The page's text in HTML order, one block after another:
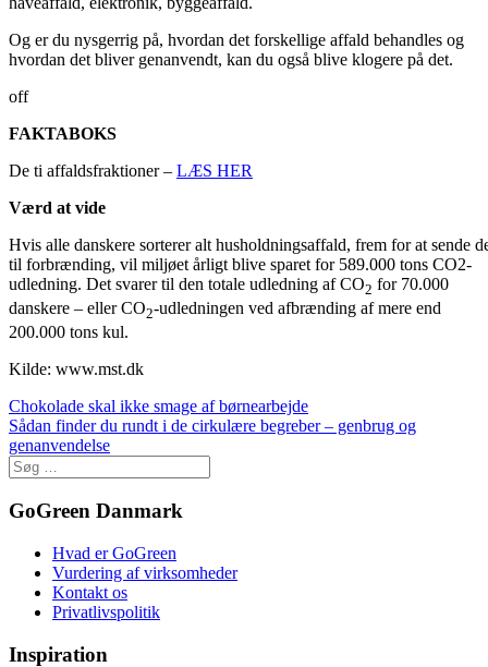
Og er du nysgerrig på, hvordan det forskellige affald behandles og
hvordan det bliver genanvendt, kan du også blive klogere på det.
off
FAKTABOKS
De ti affaldsfraktioner – LÆS HER
Værd at vide
Hvis alle danskere sorterer alt husholdningsaffald, frem for at sende
til forbrænding, vil miljøet årligt blive sparet for 589.000 tons CO2-
udledning. Det svarer til den totale udledning af CO2 for 70.000
danskere – eller CO2-udledningen ved afbrænding af mere end
200.000 tons kul.
Kilde: www.mst.dk
Post
navigation
Chokolade skal ikke smage af børnearbejde
Sådan finder du rundt i de cirkulære begreber – genbrug og
genanvendelse
GoGreen Danmark
Hvad er GoGreen
Vurdering af virksomheder
Kontakt os
Privatlivspolitik
Inspiration